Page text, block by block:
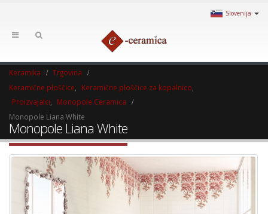
Slovenija
Keramika
Trgovina
Keramične ploščice
Keramične ploščice za kopalnico
Proizvajalci
Monopole Ceramica
Monopole Liana White
Monopole Liana White